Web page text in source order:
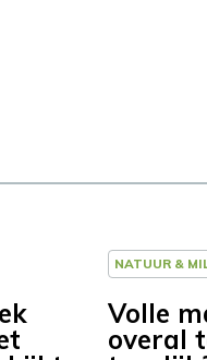
NATUUR &
Volle
overal